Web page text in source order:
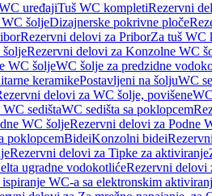
uređajiTuš WC kompletiRezervni
šoljeDizajnerske pokrivne ploče
Rezervni delovi za PriborZa tuš WC
Rezervni delovi za Konzolne WC
WC šoljeWC šolje za predzidne
keramikePostavljeni na šoljuWC
delovi za WC šolje, povišene
sedištaWC sedišta sa poklopcem
WC šoljeRezervni delovi za Podne
poklopcemBideiKonzolni bidei
Rezervni delovi za Tipke za aktiviranje
ugradne vodokotlićeRezervni delovi
WC-a sa elektronskim